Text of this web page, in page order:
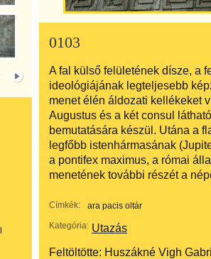
0103
A fal külső felületének dísze, a
ideológiájának legteljesebb
menet élén áldozati kellékeket
Augustus és a két consul
bemutatására készül. Utána a
legfőbb istenhármasának
a pontifex maximus, a római
menetének további részét a
Címkék:
ara pacis oltár
Kategória: Utazás
Feltöltötte: Huszákné Vigh